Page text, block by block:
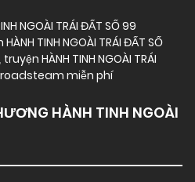
NGOÀI TRÁI ĐẤT SỐ 99
TINH NGOÀI TRÁI ĐẤT SỐ
, truyện HÀNH TINH NGOÀI TRÁI
roadsteam miễn phí
HÀNH TINH NGOÀI